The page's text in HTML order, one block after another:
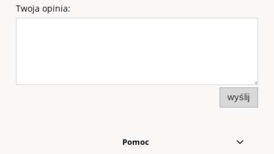
Twoja opinia:
wyślij
Pomoc